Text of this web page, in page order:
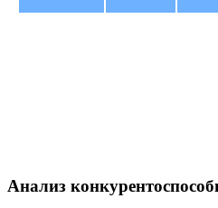
Анализ